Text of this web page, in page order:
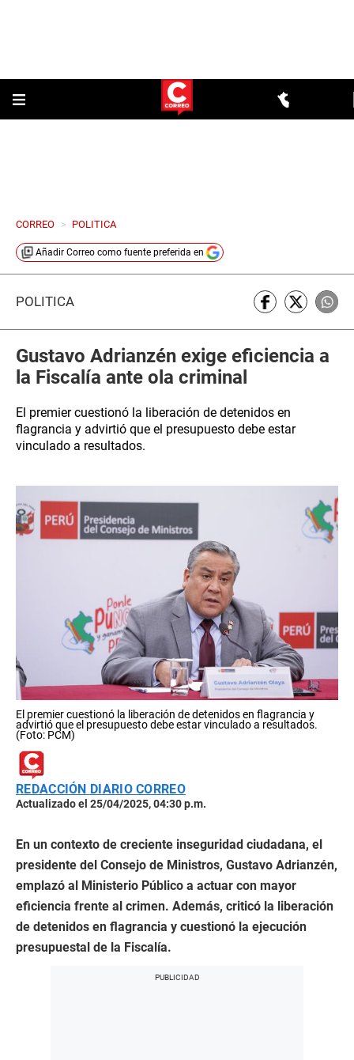
CORREO > POLITICA
Añadir Correo como fuente preferida en
POLÍTICA
Gustavo Adrianzén exige eficiencia a
la Fiscalía ante ola criminal
El premier cuestionó la liberación de detenidos en
flagrancia y advirtió que el presupuesto debe estar
vinculado a resultados.
El premier cuestionó la liberación de detenidos en flagrancia y
advirtió que el presupuesto debe estar vinculado a resultados.
(Foto: PCM)
REDACCIÓN DIARIO CORREO
Actualizado el 25/04/2025, 04:30 p.m.
En un contexto de creciente inseguridad ciudadana, el
presidente del Consejo de Ministros, Gustavo Adrianzén,
emplazó al Ministerio Público a actuar con mayor
eficiencia frente al crimen. Además, criticó la liberación
de detenidos en flagrancia y cuestionó la ejecución
presupuestal de la Fiscalía.